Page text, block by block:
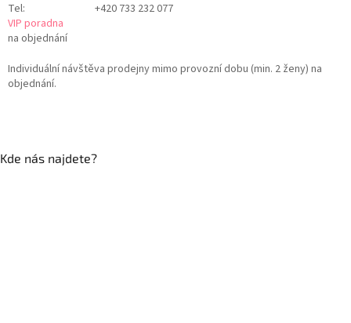
Tel:
+420 733 232 077
VIP poradna
na objednání
Individuální návštěva prodejny mimo provozní dobu (min. 2 ženy) na
objednání.
Kde nás najdete?